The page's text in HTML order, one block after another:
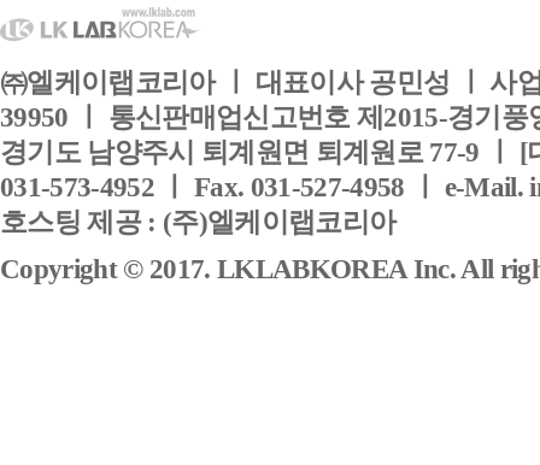
㈜엘케이랩코리아 ㅣ 대표이사 공민성 ㅣ 사
39950 ㅣ 통신판매업신고번호 제2015-경기풍
경기도 남양주시 퇴계원면 퇴계원로 77-9 ㅣ
031-573-4952 ㅣ Fax. 031-527-4958 ㅣ e-Mail.
호스팅 제공 : (주)엘케이랩코리아
Copyright © 2017. LKLABKOREA Inc. All